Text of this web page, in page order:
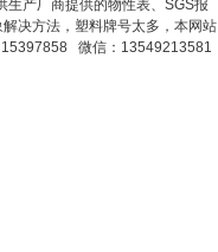
生产厂商提供的物性表、SGS报
决方法，塑料牌号太多，本网站
微信：13549213581